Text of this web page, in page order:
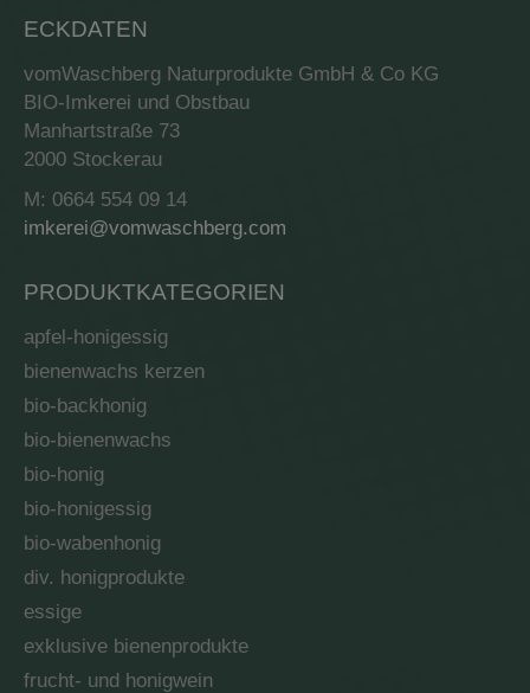
ECKDATEN
vomWaschberg Naturprodukte GmbH & Co KG
BIO-Imkerei und Obstbau
Manhartstraße 73
2000 Stockerau
M: 0664 554 09 14
imkerei@vomwaschberg.com
PRODUKTKATEGORIEN
apfel-honigessig
bienenwachs kerzen
bio-backhonig
bio-bienenwachs
bio-honig
bio-honigessig
bio-wabenhonig
div. honigprodukte
essige
exklusive bienenprodukte
frucht- und honigwein